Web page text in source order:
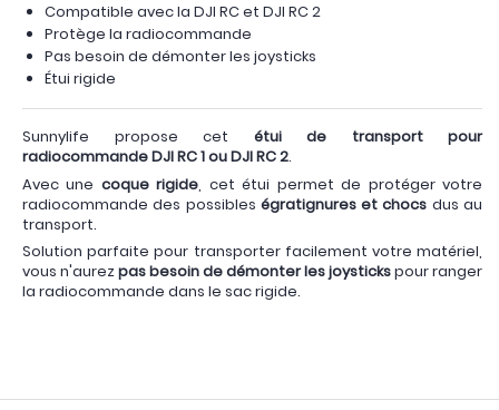
Compatible avec la DJI RC et DJI RC 2
Protège la radiocommande
Pas besoin de démonter les joysticks
Étui rigide
Sunnylife propose cet étui de transport pour
radiocommande DJI RC 1 ou DJI RC 2.
Avec une coque rigide , cet étui permet de protéger votre
radiocommande des possibles égratignures et chocs dus au
transport.
Solution parfaite pour transporter facilement votre matériel,
vous n'aurezpas besoin de démonter les joystickspour ranger
la radiocommande dans le sac rigide.